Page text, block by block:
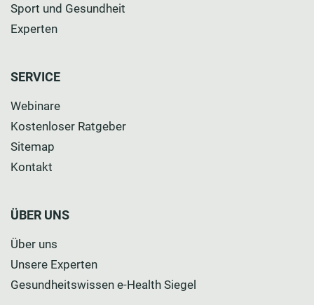
Sport und Gesundheit
Experten
SERVICE
Webinare
Kostenloser Ratgeber
Sitemap
Kontakt
ÜBER UNS
Über uns
Unsere Experten
Gesundheitswissen e-Health Siegel